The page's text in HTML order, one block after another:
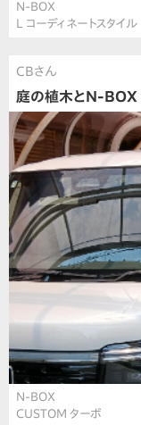
N-BOX
L コーディネートスタイル
CBさん
庭の植木とN-BOX
N-BOX
CUSTOM ターボ